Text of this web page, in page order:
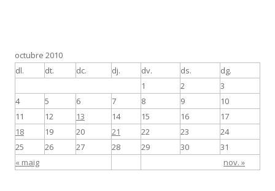
octubre 2010
dl.
dt. dc. dj. dv. ds. dg.
« maig nov. »
1 2
3
4
5 6 7 8 9
10
11
12 13 14 15 16
17
18
19 20 21 22 23
24
25
26 27 28 29 30 31